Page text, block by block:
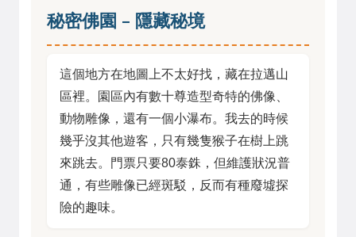
秘密佛園 – 隱藏秘境
這個地方在地圖上不太好找，藏在拉邁山
區裡。園區內有數十尊造型奇特的佛像、
動物雕像，還有一個小瀑布。我去的時候
幾乎沒其他遊客，只有幾隻猴子在樹上跳
來跳去。門票只要80泰銖，但維護狀況普
通，有些雕像已經斑駁，反而有種廢墟探
險的趣味。